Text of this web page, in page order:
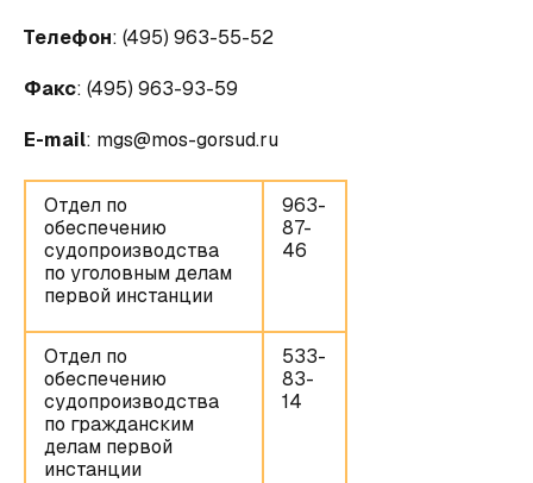
Телефон: (495) 963-55-52
Факс: (495) 963-93-59
E-mail: mgs@mos-gorsud.ru
Отдел по
обеспечению
судопроизводства
по уголовным делам
первой инстанции
963-
87-
46
Отдел по
обеспечению
судопроизводства
по гражданским
делам первой
инстанции
533-
83-
14